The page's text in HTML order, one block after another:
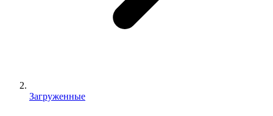
Загруженные